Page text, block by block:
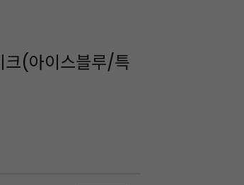
(아이스블루/특